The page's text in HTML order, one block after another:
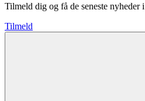
Tilmeld dig og få de seneste nyheder
Tilmeld